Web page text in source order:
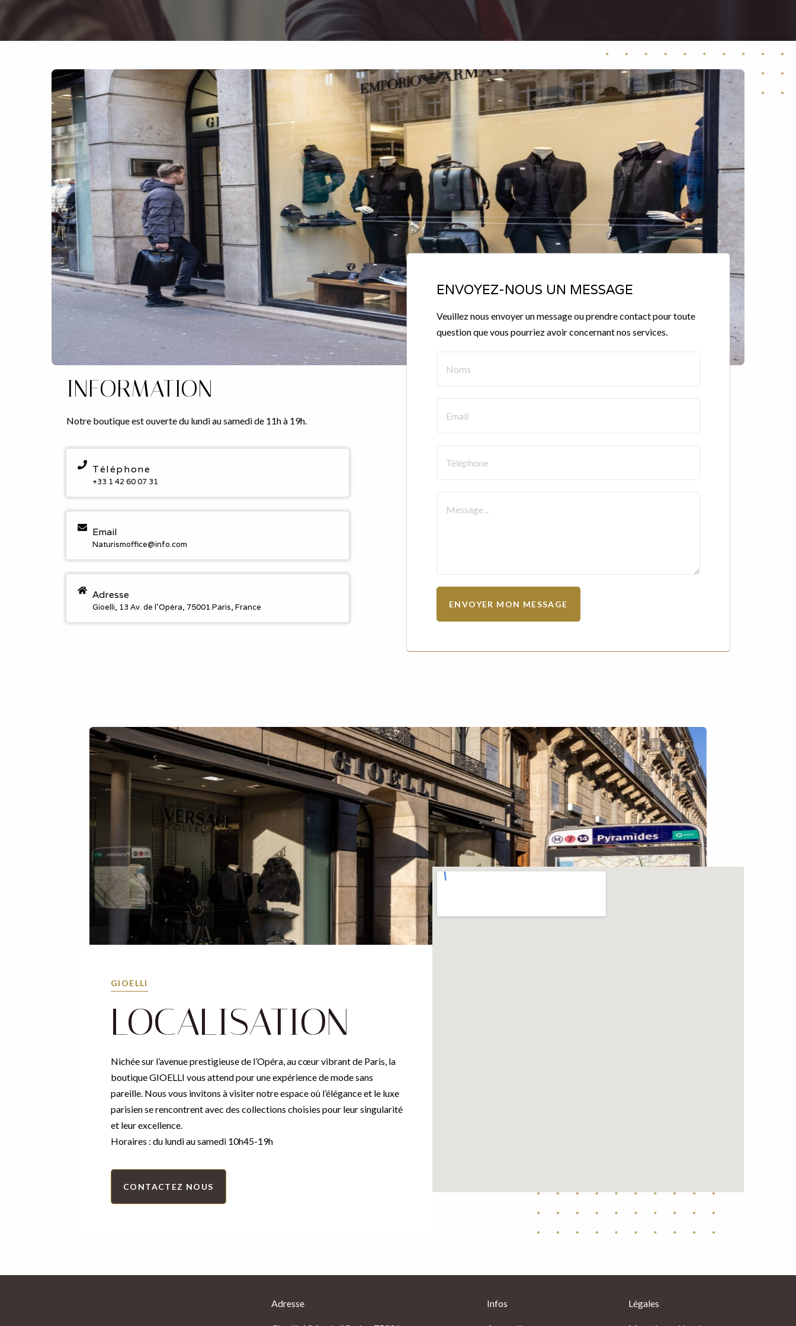
INFORMATION
Notre boutique est ouverte du lundi au samedi de 11h à 19h.
Téléphone
+33 1 42 60 07 31
Email
Naturismoffice@info.com
Adresse
Gioelli, 13 Av. de l'Opéra, 75001 Paris, France
ENVOYEZ-NOUS UN MESSAGE
Veuillez nous envoyer un message ou prendre contact pour toute
question que vous pourriez avoir concernant nos services.
ENVOYER MON MESSAGE
GIOELLI
LOCALISATION
Nichée sur l’avenue prestigieuse de l’Opéra, au cœur vibrant de Paris, la
boutique GIOELLI vous attend pour une expérience de mode sans
pareille. Nous vous invitons à visiter notre espace où l’élégance et le luxe
parisien se rencontrent avec des collections choisies pour leur singularité
et leur excellence.
Horaires : du lundi au samedi 10h45-19h
CONTACTEZ NOUS
Adresse Infos Légales